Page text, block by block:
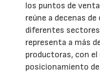
los puntos de
reúne a decenas
diferentes
representa a más
productoras, con
posicionamiento